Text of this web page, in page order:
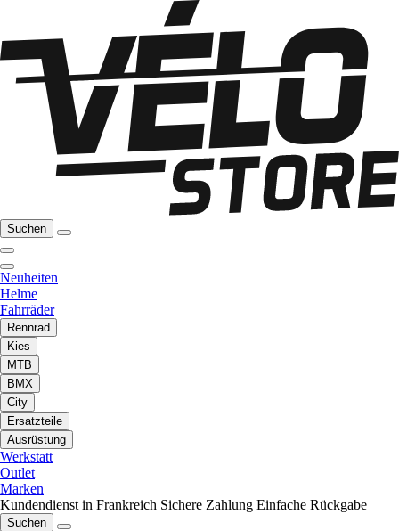
Suchen
Neuheiten
Helme
Fahrräder
Rennrad
Kies
MTB
BMX
City
Ersatzteile
Ausrüstung
Werkstatt
Outlet
Marken
Kundendienst in Frankreich Sichere Zahlung Einfache Rückgabe
Suchen